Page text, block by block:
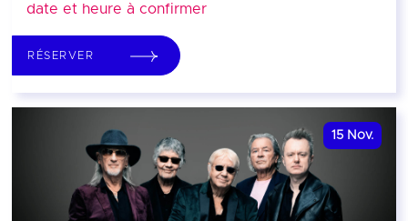
date et heure à confirmer
RÉSERVER
15 Nov.